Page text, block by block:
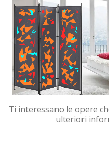
Ti interessano le opere
ulteriori